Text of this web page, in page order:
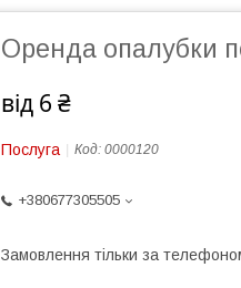
Оренда опалубки
від 6 ₴
Послуга Код: 0000120
+380677305505
Замовлення тільки за